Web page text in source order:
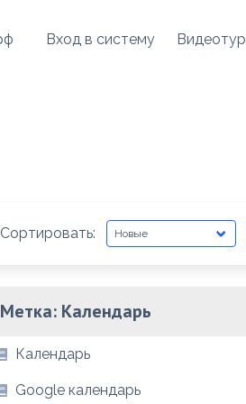
Вход в систему Видеотур
Сортировать:
Метка: Календарь
Календарь
Google календарь